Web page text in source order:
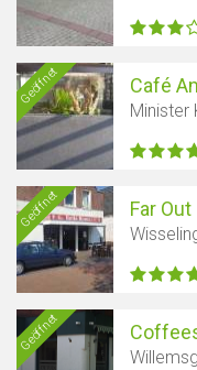
Geöffnet Café
Minister
Geöffnet Far Out
Geöffnet